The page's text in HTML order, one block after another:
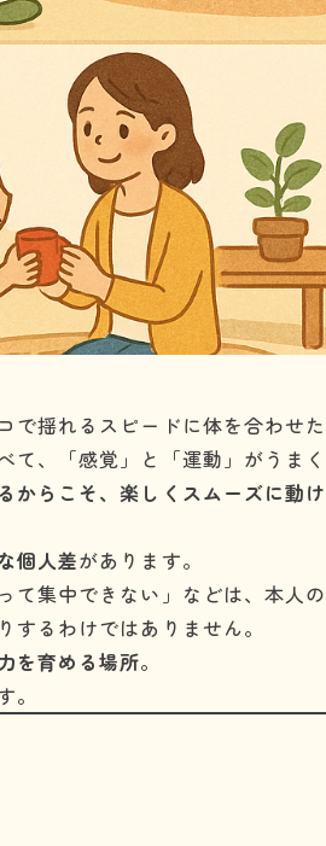
で揺れるスピードに体を合わせた
て、「感覚」と「運動」がうまく
からこそ、楽しくスムーズに動け
個人差があります。
て集中できない」などは、本人の
るわけではありません。
を育める場所。